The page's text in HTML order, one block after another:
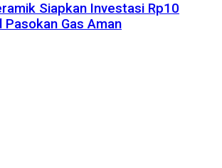
Siapkan Investasi Rp10
Pasokan Gas Aman